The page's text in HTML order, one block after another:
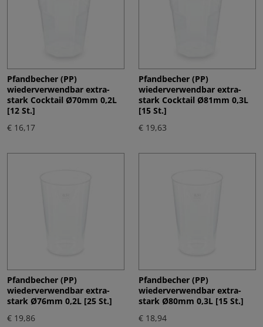
Pfandbecher (PP)
wiederverwendbar extra-
stark Cocktail Ø70mm 0,2L
[12 St.]
€ 16,17
Pfandbecher (PP)
wiederverwendbar extra-
stark Cocktail Ø81mm 0,3L
[15 St.]
€ 19,63
Pfandbecher (PP)
wiederverwendbar extra-
stark Ø76mm 0,2L [25 St.]
€ 19,86
Pfandbecher (PP)
wiederverwendbar extra-
stark Ø80mm 0,3L [15 St.]
€ 18,94